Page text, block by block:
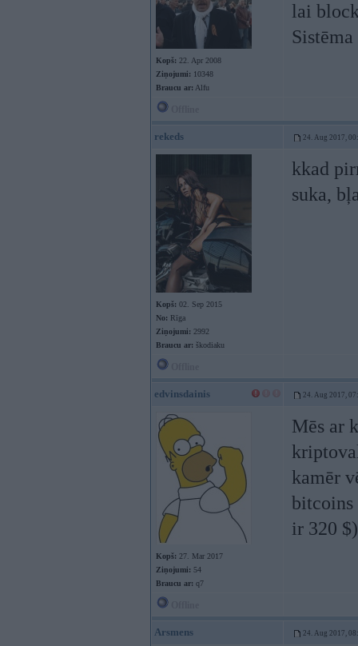
Kopš: 22. Apr 2008
Ziņojumi: 10348
Braucu ar: Alfu
lai
rekeds 24. Aug 2017,
Kopš: 02. Sep 2015
No: Rīga
Ziņojumi: 2992
Braucu ar: škodiaku
kkad
suka,
edvinsdainis 24. Aug 2017,
Kopš: 27. Mar 2017
Ziņojumi: 54
Braucu ar: q7
Mēs ar
kamēr
bitcoins
ir 320 $)
Arsmens 24. Aug 2017,